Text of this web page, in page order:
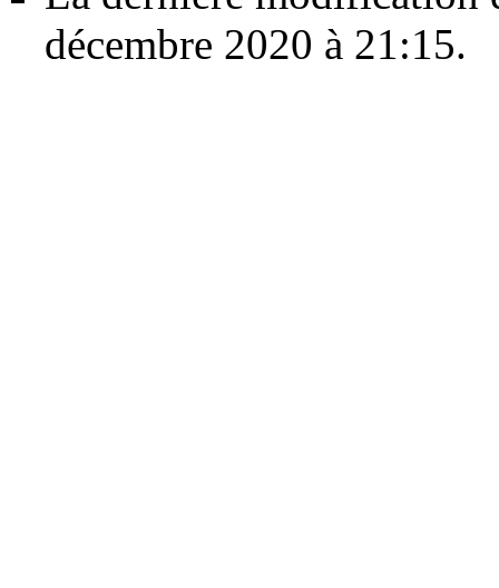
décembre 2020 à 21:15.